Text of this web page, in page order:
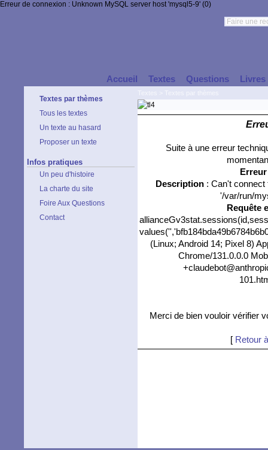
Erreur de connexion : Unknown MySQL server host 'mysql5-9' (0)
Accueil Textes Questions Livres
Textes par thèmes
Tous les textes
Un texte au hasard
Proposer un texte
Infos pratiques
Un peu d'histoire
La charte du site
Foire Aux Questions
Contact
Suite à une erreur
Description: Can't connect
'/var/run/
Requête
(Linux; Android 14; Pixel 8)
Chrome/131.0.0.0
Merci de bien vouloir vérifier
[ Retour